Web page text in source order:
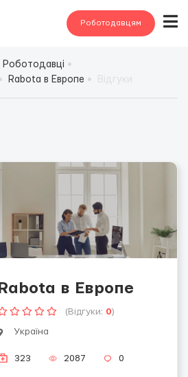
Роботодавцям
Роботодавці
Rabota в Европе
Rabota в Европе
(Відгуки: 0)
Україна
323 2087 0